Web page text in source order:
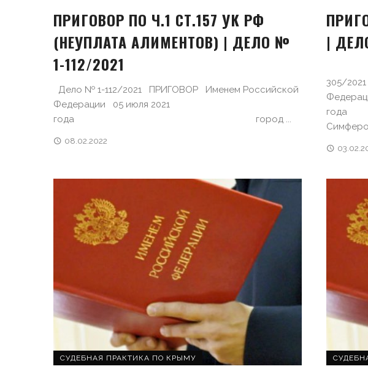
ПРИГОВОР ПО Ч.1 СТ.157 УК РФ
(НЕУПЛАТА АЛИМЕНТОВ) | ДЕЛО №
1-112/2021
Дело № 1-112/2021 ПРИГОВОР Именем Российской
Федерации 05 июля 2021
года город ...
08.02.2022
|
305/
СУДЕБНАЯ ПРАКТИКА ПО КРЫМУ